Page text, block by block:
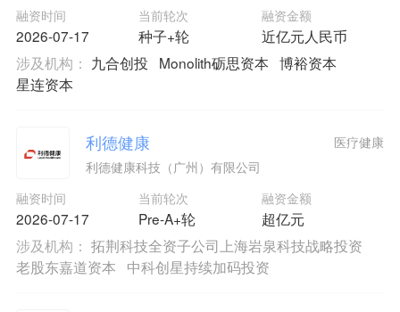
融资时间
2026-07-17
当前轮次
种子+轮
融资金额
近亿元人民币
涉及机构： 九合创投 Monolith砺思资本 博裕资本
星连资本
利德健康
利德健康科技（广州）有限公司
融资时间
2026-07-17
当前轮次
Pre-A+轮
融资金额
超亿元
医疗健康
涉及机构： 拓荆科技全资子公司上海岩泉科技战略投资
老股东嘉道资本
中科创星持续加码投资